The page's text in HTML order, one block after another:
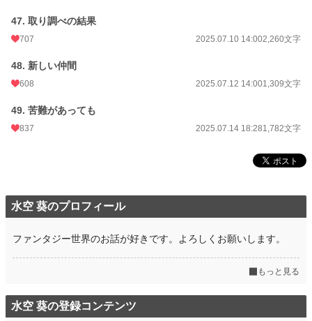
47. 取り調べの結果
707 2025.07.10 14:002,260文字
48. 新しい仲間
608 2025.07.12 14:001,309文字
49. 苦難があっても
837 2025.07.14 18:281,782文字
水空 葵のプロフィール
ファンタジー世界のお話が好きです。よろしくお願いします。
もっと見る
水空 葵の登録コンテンツ